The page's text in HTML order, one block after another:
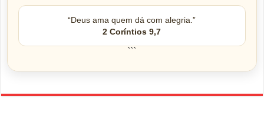
“Deus ama quem dá com alegria.”
2 Coríntios 9,7
```